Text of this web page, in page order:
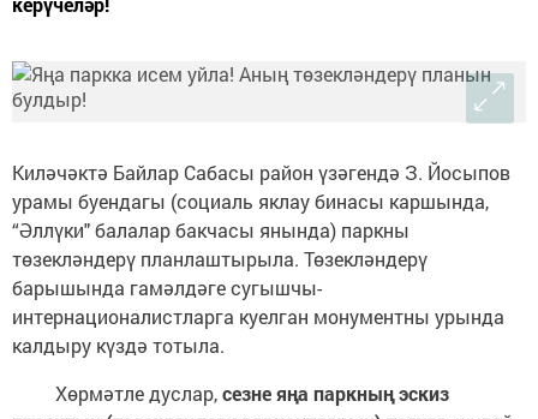
Киләчәктә Байлар Сабасы район үзәгендә З. Йосыпов
урамы буендагы (социаль яклау бинасы каршында,
“Әллүки" балалар бакчасы янында) паркны
төзекләндерү планлаштырыла. Төзекләндерү
барышында гамәлдәге сугышчы-
интернационалистларга куелган монументны урында
калдыру күздә тотыла.
Хөрмәтле дуслар,сезне яңа паркның эскиз